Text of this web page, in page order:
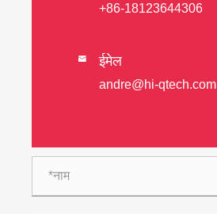
+86-18123644306
 ईमेल
andre@hi-qtech.com